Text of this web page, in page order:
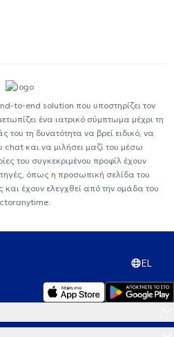
to-end solution που υποστηρίζει τον
ένα ιατρικό σύμπτωμα μέχρι τη
του τη δυνατότητα να βρεί ειδικό, να
και να μιλήσει μαζί του μέσω
του συγκεκριμένου προφίλ έχουν
όπως η προσωπική σελίδα του
έχουν ελεγχθεί από την ομάδα του
EL